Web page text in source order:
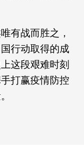
有战而胜之，
行动取得的成
这段艰难时刻
打赢疫情防控